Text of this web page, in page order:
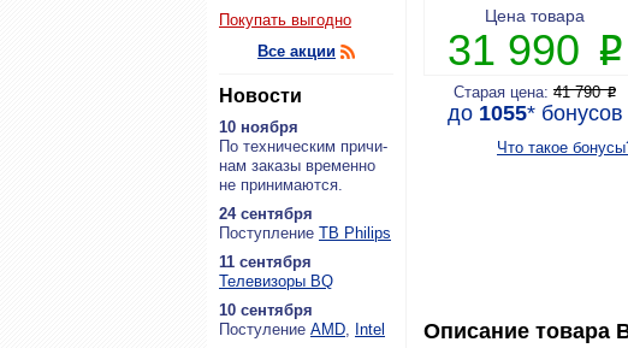
Покупать выгодно
Все акции
Новости
10 ноября
По тех­ни­че­ским при­чи­
нам за­ка­зы вре­мен­но
не при­ни­ма­ют­ся.
24 сентября
По­ступ­ле­ние ТВ Philips
11 сентября
Теле­ви­зо­ры BQ
10 сентября
По­сту­ле­ние AMD, Intel
Цена товара
31 990 P
Старая цена:41 790P
до 1055*бонусов
Что такое
Описание товара